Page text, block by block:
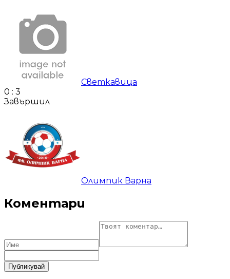
Светкавица
0 : 3
Завършил
Олимпик Варна
Коментари
Публикувай